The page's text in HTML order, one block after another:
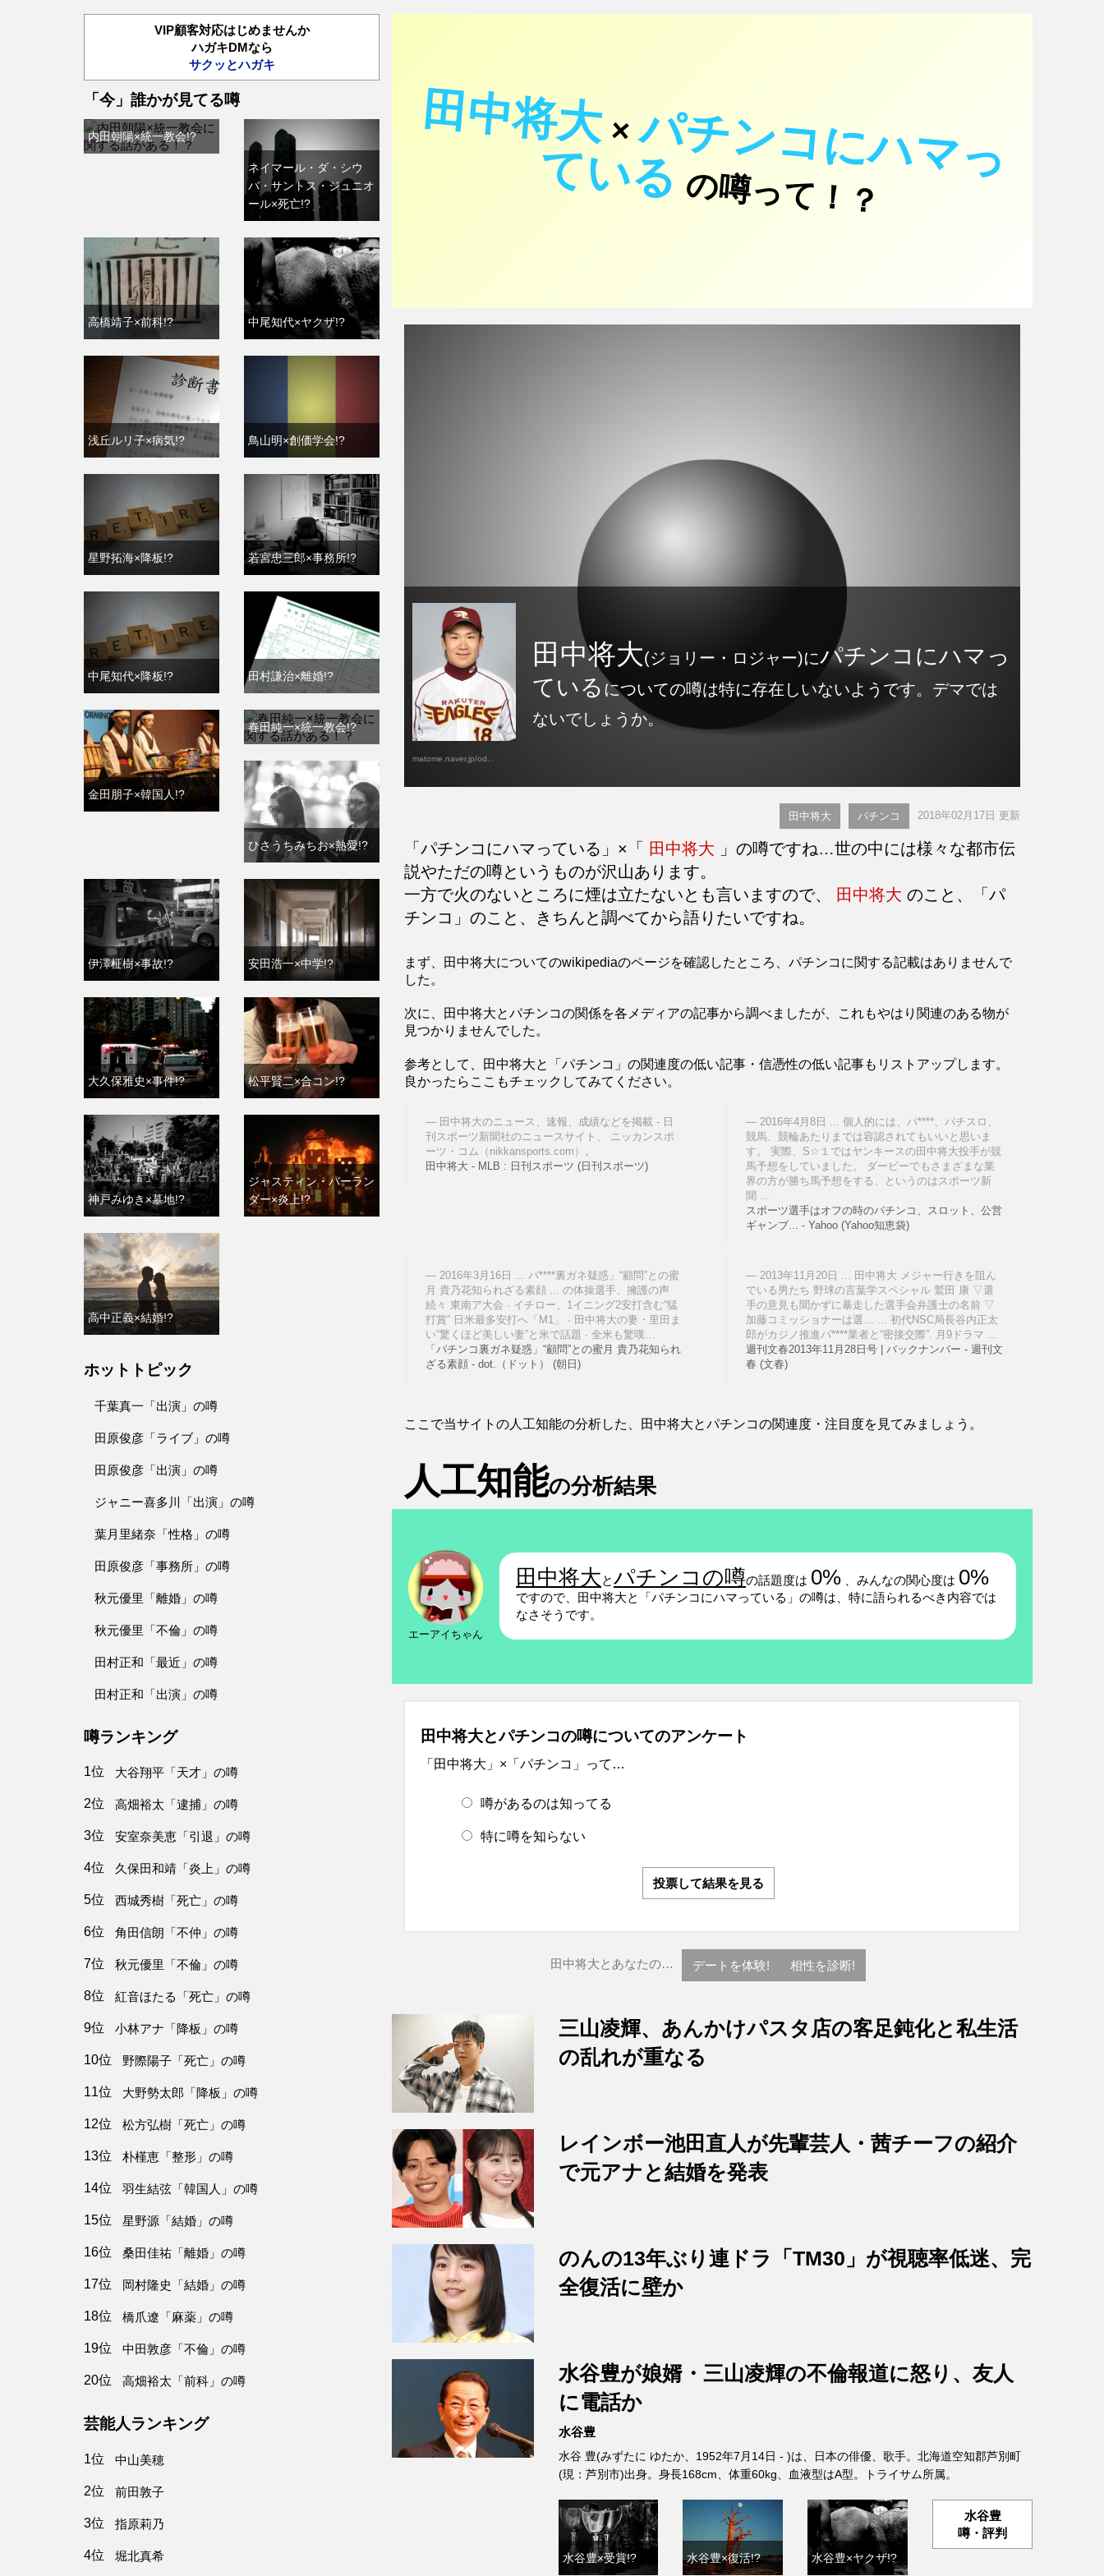
田中将大×パ
チ
ン
コ
に
ハ
マ
っ
てい
る の噂って！？
matome.naver.jp/od...
田中将大(ジョリー・ロジャー)にパチンコにハマっ
ている についての噂は特に存在しいないようです。デマでは
ないでしょうか。
田中将大 パチンコ 2018年02月17日 更新
「パチンコにハマっている」×「 田中将大 」の噂ですね…世の中には様々な都市伝
説やただの噂というものが沢山あります。
一方で火のないところに煙は立たないとも言いますので、
田中将大 のこと、「パ
チンコ」のこと、きちんと調べてから語りたいですね。
まず、田中将大についてのwikipediaのページを確認したところ、パチンコに関する記載はありませんで
した。
次に、田中将大とパチンコの関係を各メディアの記事から調べましたが、これもやはり関連のある物が
見つかりませんでした。
参考として、田中将大と「パチンコ」の関連度の低い記事・信憑性の低い記事もリストアップします。
良かったらここもチェックしてみてください。
田中将大のニュース、速報、成績などを掲載 - 日
刊スポーツ新聞社のニュースサイト、 ニッカンスポ
ーツ・コム（nikkansports.com）。
田中将大 - MLB : 日刊スポーツ (日刊スポーツ)
2016年4月8日 ... 個人的には、パ****、パチスロ、
競馬、競輪あたりまでは容認されてもいいと思いま
す。 実際、S☆１ではヤンキースの田中将大投手が競
馬予想をしていました。 ダービーでもさまざまな業
界の方が勝ち馬予想をする、というのはスポーツ新
聞 ...
スポーツ選手はオフの時のパチンコ、スロット、公営
ギャンブ... - Yahoo (Yahoo知恵袋)
2016年3月16日 ... パ****裏ガネ疑惑」“顧問”との蜜
月 貴乃花知られざる素顔 ... の体操選手、擁護の声
続々 東南ア大会 · イチロー、1イニング2安打含む“猛
打賞” 日米最多安打へ「M1」 · 田中将大の妻・里田ま
い“驚くほど美しい妻”と米で話題 · 全米も驚嘆…
「パチンコ裏ガネ疑惑」“顧問”との蜜月 貴乃花知られ
ざる素顔 - dot.（ドット） (朝日)
2013年11月20日 ... 田中将大 メジャー行きを阻ん
でいる男たち 野球の言葉学スペシャル 鷲田 康 ▽選
手の意見も聞かずに暴走した選手会弁護士の名前 ▽
加藤コミッショナーは選… ... 初代NSC局長谷内正太
郎がカジノ推進パ****業者と“密接交際”. 月9ドラマ ...
週刊文春2013年11月28日号 | バックナンバー - 週刊文
春 (文春)
ここで当サイトの人工知能の分析した、田中将大とパチンコの関連度・注目度を見てみましょう。
人工知能の分析結果
エーアイちゃん
田中将大とパチンコの噂の話題度は 0% 、みんなの関心度は 0%
ですので、田中将大と「パチンコにハマっている」の噂は、特に語られるべき内容では
なさそうです。
田中将大とパチンコの噂についてのアンケート
「田中将大」×「パチンコ」って…
噂があるのは知ってる
特に噂を知らない
投票して結果を見る
田中将大とあなたの… デートを体験! 相性を診断!
三山凌輝、あんかけパスタ店の客足鈍化と私生活
の乱れが重なる
レインボー池田直人が先輩芸人・茜チーフの紹介
で元アナと結婚を発表
のんの13年ぶり連ドラ「TM30」が視聴率低迷、完
全復活に壁か
水谷豊が娘婿・三山凌輝の不倫報道に怒り、友人
に電話か
水谷豊
水谷 豊(みずたに ゆたか、1952年7月14日 - )は、日本の俳優、歌手。北海道空知郡芦別町
(現：芦別市)出身。身長168cm、体重60kg、血液型はA型。トライサム所属。
水谷豊×受賞!? 水谷豊×復活!? 水谷豊×ヤクザ!?
水谷豊
噂・評判
VIP顧客対応はじめませんか
ハガキDMなら
サクッとハガキ
「今」誰かが見てる噂
内田朝陽×統一教会!?
ネイマール・ダ・シウ
バ・サントス・ジュニオ
ール×死亡!?
高橋靖子×前科!? 中尾知代×ヤクザ!?
浅丘ルリ子×病気!? 鳥山明×創価学会!?
星野拓海×降板!? 若宮忠三郎×事務所!?
中尾知代×降板!? 田村謙治×離婚!?
金田朋子×韓国人!?
春田純一×統一教会!?
ひさうちみちお×熱愛!?
伊澤柾樹×事故!? 安田浩一×中学!?
大久保雅史×事件!? 松平賢二×合コン!?
神戸みゆき×墓地!?
ジャスティン・バーラン
ダー×炎上!?
高中正義×結婚!?
ホットトピック
千葉真一「出演」の噂
田原俊彦「ライブ」の噂
田原俊彦「出演」の噂
ジャニー喜多川「出演」の噂
葉月里緒奈「性格」の噂
田原俊彦「事務所」の噂
秋元優里「離婚」の噂
秋元優里「不倫」の噂
田村正和「最近」の噂
田村正和「出演」の噂
噂ランキング
1位 大谷翔平「天才」の噂
2位 高畑裕太「逮捕」の噂
3位 安室奈美恵「引退」の噂
4位 久保田和靖「炎上」の噂
5位 西城秀樹「死亡」の噂
6位 角田信朗「不仲」の噂
7位 秋元優里「不倫」の噂
8位 紅音ほたる「死亡」の噂
9位 小林アナ「降板」の噂
10位 野際陽子「死亡」の噂
11位 大野勢太郎「降板」の噂
12位 松方弘樹「死亡」の噂
13位 朴槿恵「整形」の噂
14位 羽生結弦「韓国人」の噂
15位 星野源「結婚」の噂
16位 桑田佳祐「離婚」の噂
17位 岡村隆史「結婚」の噂
18位 橋爪遼「麻薬」の噂
19位 中田敦彦「不倫」の噂
20位 高畑裕太「前科」の噂
芸能人ランキング
1位 中山美穂
2位 前田敦子
3位 指原莉乃
4位 堀北真希